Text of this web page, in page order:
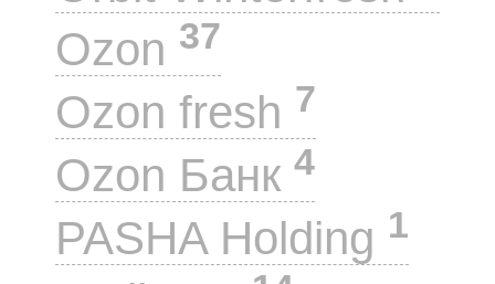
Ozon 37
Ozon fresh 7
Ozon Банк 4
PASHA Holding 1